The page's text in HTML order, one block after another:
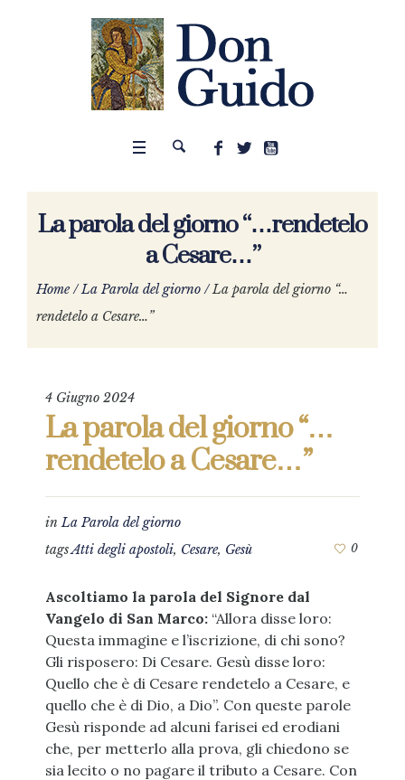
La parola del giorno “…rendetelo
a Cesare…”
Home /La Parola del giorno /La parola del giorno “…
rendetelo a Cesare…”
4 Giugno 2024
La parola del giorno “…
rendetelo a Cesare…”
inLa Parola del giorno
tagsAtti degli apostoli, Cesare, Gesù 0
Ascoltiamo la parola del Signore dal
Vangelo di San Marco: “Allora disse loro:
Questa immagine e l’iscrizione, di chi sono?
Gli risposero: Di Cesare. Gesù disse loro:
Quello che è di Cesare rendetelo a Cesare, e
quello che è di Dio, a Dio”. Con queste parole
Gesù risponde ad alcuni farisei ed erodiani
che, per metterlo alla prova, gli chiedono se
sia lecito o no pagare il tributo a Cesare. Con